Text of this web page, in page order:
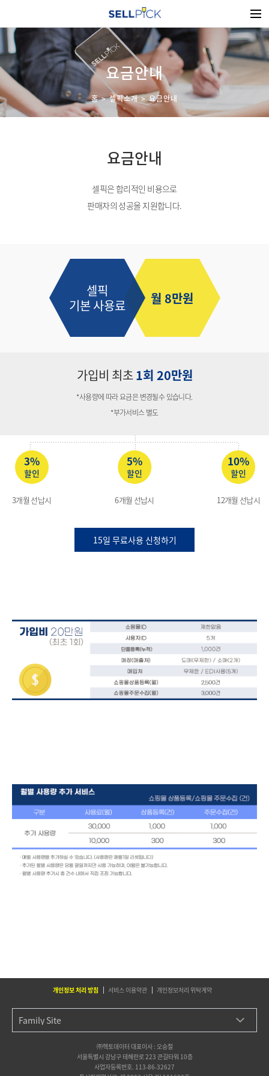
요금안내
홈 셀픽소개 요금안내
요금안내
셀픽은 합리적인 비용으로
판매자의 성공을 지원합니다.
셀픽
기본 사용료
월 8만원
가입비 최초1회 20만원
*사용량에 따라 요금은 변경될수 있습니다.
*부가서비스 별도
3%
할인
3개월 선납시
5%
할인
6개월 선납시
10%
할인
12개월 선납시
15일 무료사용 신청하기
개인정보 처리 방침 서비스 이용약관 개인정보처리 위탁계약
㈜헥토데이터 대표이사 : 오승철
서울특별시 강남구 테헤란로 223 큰길타워 10층
사업자등록번호. 113-86-32627